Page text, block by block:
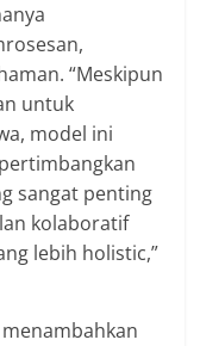
“Meskipun
untuk
model ini
sangat penting
kolaboratif
lebih holistic,”